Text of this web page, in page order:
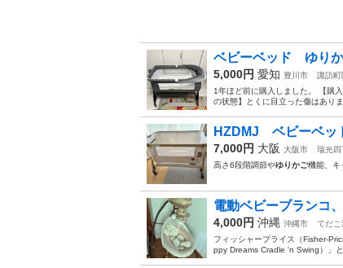
ベビーベッド ゆり
5,000円 愛知 豊川市 諏訪町
1年ほど前に購入しました。 【購
の状態】とくに目立った傷はあり
HZDMJ ベビーベッ
7,000円 大阪 大阪市 瑞光四
高さ6段階調節やゆりかご機能、キ
電動ベビーブランコ
4,000円 沖縄 沖縄市 てだこ
フィッシャープライス（Fisher-
ppy Dreams Cradle 'n Swing）」